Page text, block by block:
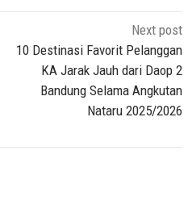
Next post
10 Destinasi Favorit Pelanggan
KA Jarak Jauh dari Daop 2
Bandung Selama Angkutan
Nataru 2025/2026